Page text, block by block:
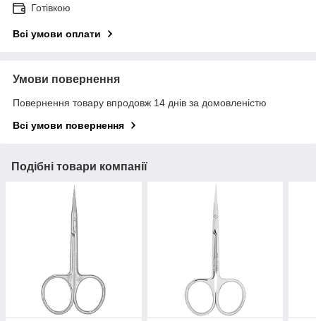
Готівкою
Всі умови оплати
Умови повернення
Повернення товару впродовж 14 днів за домовленістю
Всі умови повернення
Подібні товари компанії